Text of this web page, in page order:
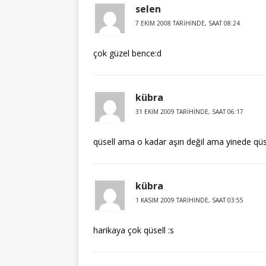
selen
7 EKIM 2008 TARIHINDE, SAAT 08:24
çok güzel bence:d
kübra
31 EKIM 2009 TARIHINDE, SAAT 06:17
qüsell ama o kadar aşırı değil ama yinede
kübra
1 KASIM 2009 TARIHINDE, SAAT 03:55
harikaya çok qüsell :s